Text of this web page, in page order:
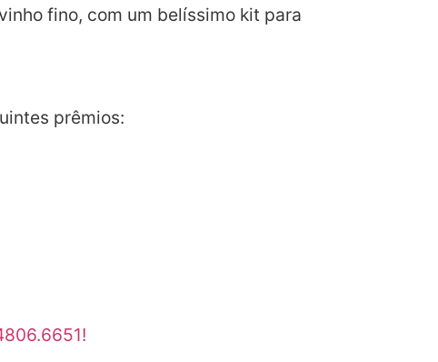
fino, com um belíssimo kit para
prêmios: